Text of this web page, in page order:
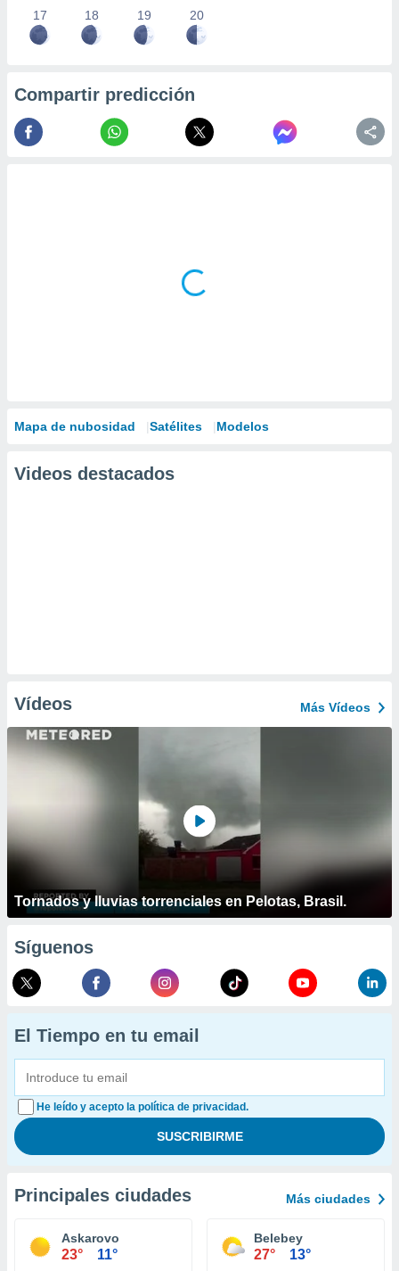
17 18 19 20
Compartir predicción
Mapa de nubosidad Satélites Modelos
Videos destacados
Vídeos Más Vídeos
Tornados y lluvias torrenciales en Pelotas, Brasil.
Síguenos
El Tiempo en tu email
He leído y acepto la política de privacidad.
Principales ciudades Más ciudades
Askarovo
23° 11°
Belebey
27° 13°